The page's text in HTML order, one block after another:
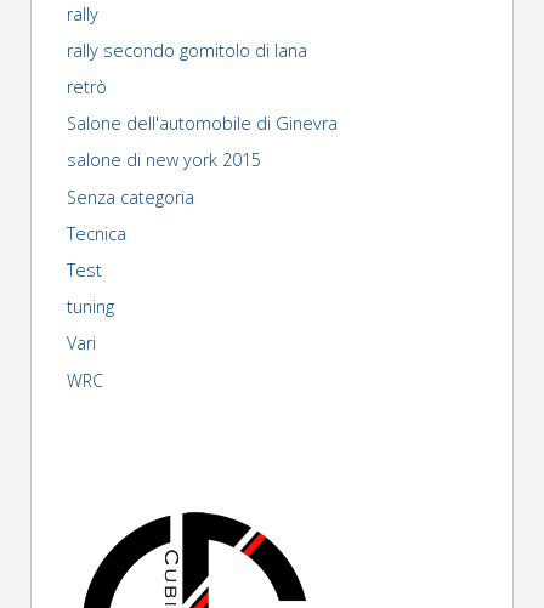
rally
rally secondo gomitolo di lana
retrò
Salone dell'automobile di Ginevra
salone di new york 2015
Senza categoria
Tecnica
Test
tuning
Vari
WRC